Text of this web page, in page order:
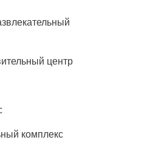
центр
комплекс